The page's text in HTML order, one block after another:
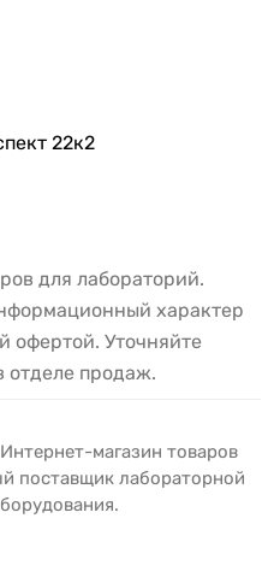
22к2
для лабораторий.
характер
офертой. Уточняйте
отделе продаж.
магазин товаров
поставщик лабораторной